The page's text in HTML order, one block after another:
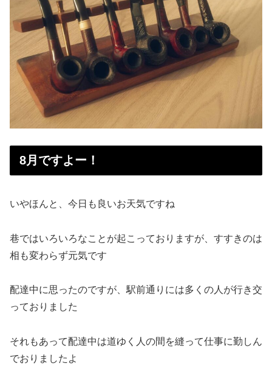
8月ですよー！
いやほんと、今日も良いお天気ですね
巷ではいろいろなことが起こっておりますが、すすきのは
相も変わらず元気です
配達中に思ったのですが、駅前通りには多くの人が行き交
っておりました
それもあって配達中は道ゆく人の間を縫って仕事に勤しん
でおりましたよ